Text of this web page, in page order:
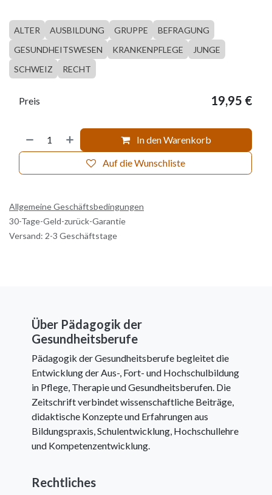
ALTER AUSBILDUNG GRUPPE
BEFRAGUNG
GESUNDHEITSWESEN
KRANKENPFLEGE
JUNGE
SCHWEIZ
RECHT
In den Warenkorb
Auf die Wunschliste
Preis 19,95 €
Allgemeine Geschäftsbedingungen
30-Tage-Geld-zurück-Garantie
Versand: 2-3 Geschäftstage
Über Pädagogik der
Gesundheitsberufe
Pädagogik der Gesundheitsberufe begleitet die
Entwicklung der Aus-, Fort- und Hochschulbildung
in Pflege, Therapie und Gesundheitsberufen. Die
Zeitschrift verbindet wissenschaftliche Beiträge,
didaktische Konzepte und Erfahrungen aus
Bildungspraxis, Schulentwicklung, Hochschullehre
und Kompetenzentwicklung.
Rechtliches